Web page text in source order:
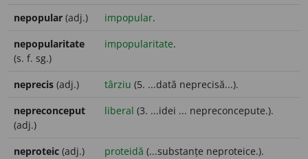
nepopular (adj.) impopular.
nepopularitate
(s. f. sg.)
impopularitate.
neprecis (adj.) târziu (5. ...dată neprecisă...).
nepreconceput
(adj.)
liberal (3. ...idei ... nepreconcepute.).
neproteic (adj.) proteidă (...substanțe neproteice.).